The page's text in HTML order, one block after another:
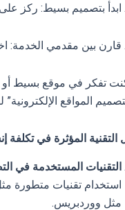
ابدأ بتصميم بسيط: ركز
قارن بين مقدمي الخدمة:
تفكر في موقع بسيط أو
المواقع
التقنية المؤثرة في تكلفة
التقنيات المستخدمة في
مثل ووردبريس.